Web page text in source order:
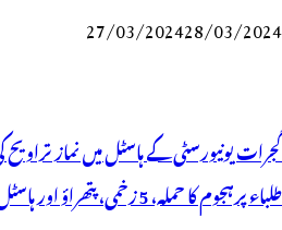
27/03/202428/03/2024
گجرات یونیورسٹی کے ہاسٹل میں نماز تراویح
طلباء پرہجوم کا حملہ، 5 زخمی، پتھراؤ اور ہاسٹل رومس میں توڑ پھوڑ